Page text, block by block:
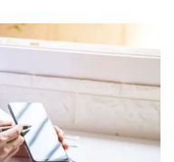
есть
который
пошло не так или
понравился
что
работают и чем